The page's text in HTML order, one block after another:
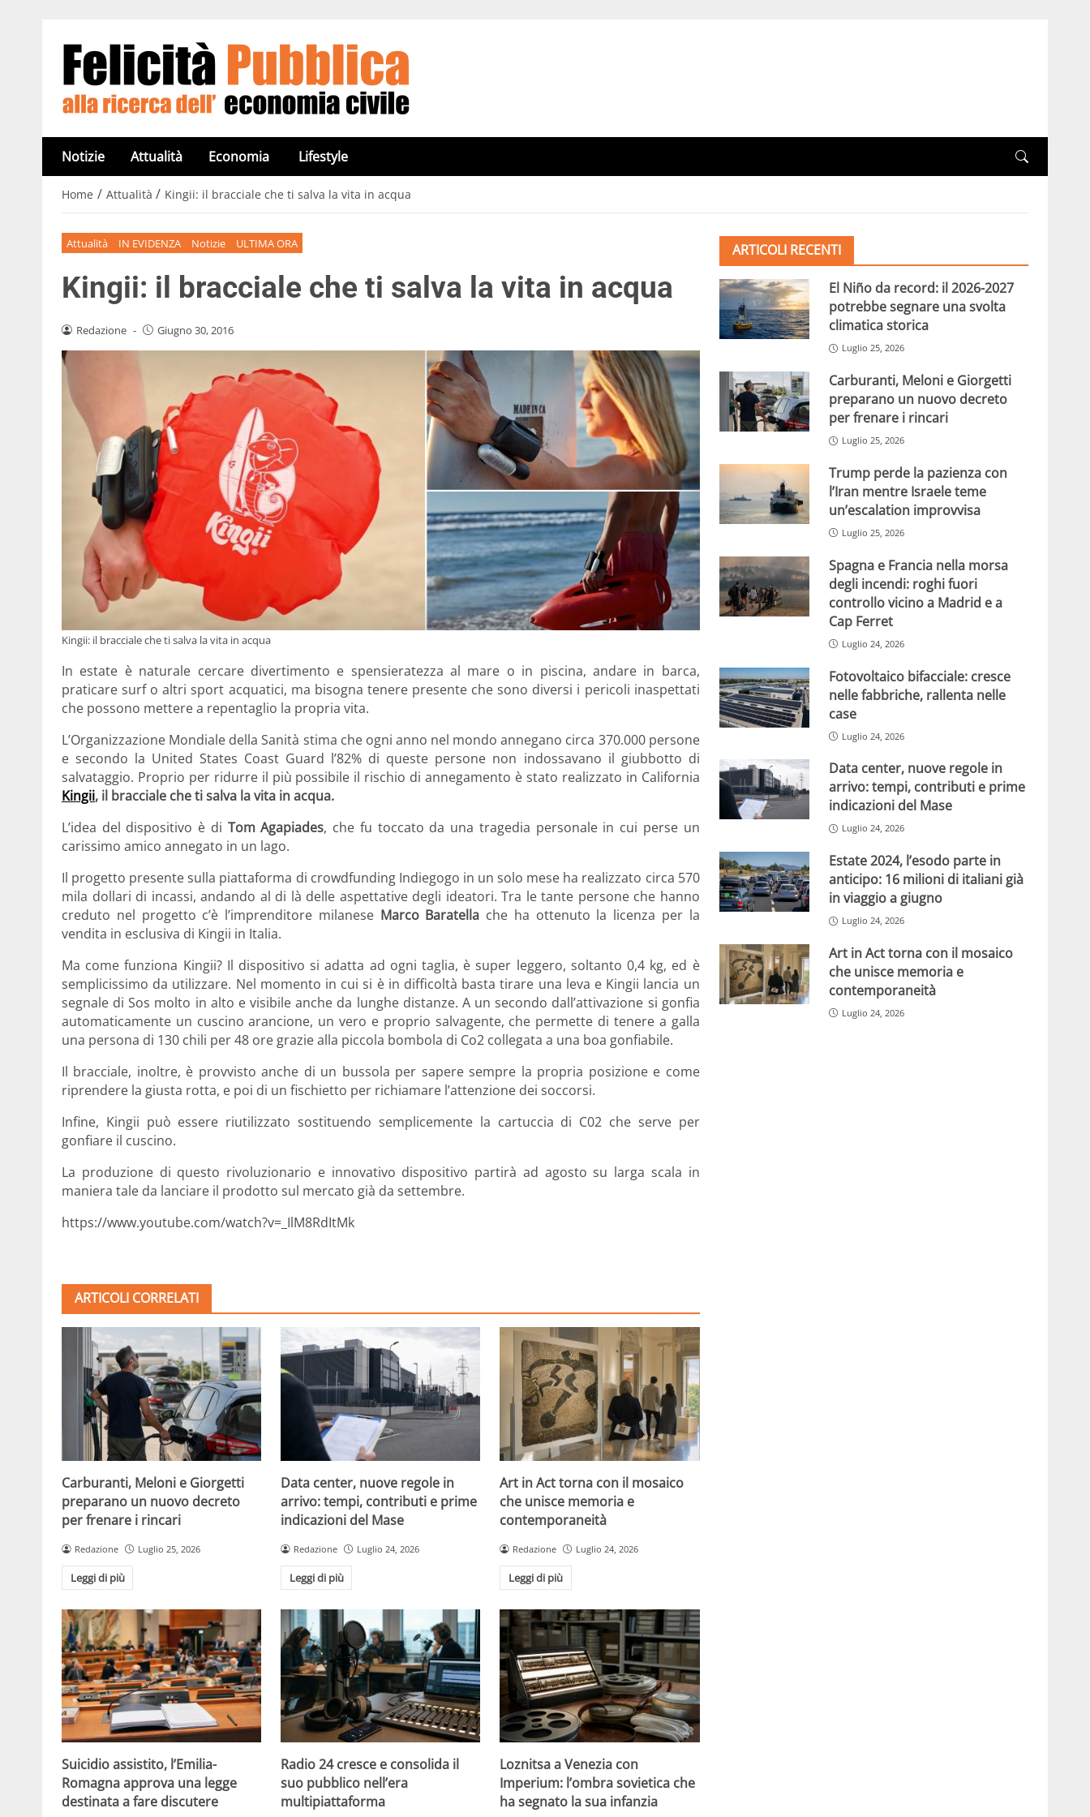
Notizie Attualità Economia Lifestyle
Home / Attualità / Kingii: il bracciale che ti salva la vita in acqua
Attualità IN EVIDENZA Notizie ULTIMA ORA
Kingii: il bracciale che ti salva la vita in acqua
Redazione - Giugno 30, 2016
Kingii: il bracciale che ti salva la vita in acqua
In estate è naturale cercare divertimento e spensieratezza al mare o in piscina, andare in barca,
praticare surf o altri sport acquatici, ma bisogna tenere presente che sono diversi i pericoli inaspettati
che possono mettere a repentaglio la propria vita.
L’Organizzazione Mondiale della Sanità stima che ogni anno nel mondo annegano circa 370.000 persone
e secondo la United States Coast Guard l’82% di queste persone non indossavano il giubbotto di
salvataggio. Proprio per ridurre il più possibile il rischio di annegamento è stato realizzato in California
Kingii, il bracciale che ti salva la vita in acqua.
L’idea del dispositivo è di Tom Agapiades, che fu toccato da una tragedia personale in cui perse un
carissimo amico annegato in un lago.
Il progetto presente sulla piattaforma di crowdfunding Indiegogo in un solo mese ha realizzato circa 570
mila dollari di incassi, andando al di là delle aspettative degli ideatori. Tra le tante persone che hanno
creduto nel progetto c’è l’imprenditore milanese Marco Baratella che ha ottenuto la licenza per la
vendita in esclusiva di Kingii in Italia.
Ma come funziona Kingii? Il dispositivo si adatta ad ogni taglia, è super leggero, soltanto 0,4 kg, ed è
semplicissimo da utilizzare. Nel momento in cui si è in difficoltà basta tirare una leva e Kingii lancia un
segnale di Sos molto in alto e visibile anche da lunghe distanze. A un secondo dall’attivazione si gonfia
automaticamente un cuscino arancione, un vero e proprio salvagente, che permette di tenere a galla
una persona di 130 chili per 48 ore grazie alla piccola bombola di Co2 collegata a una boa gonfiabile.
Il bracciale, inoltre, è provvisto anche di un bussola per sapere sempre la propria posizione e come
riprendere la giusta rotta, e poi di un fischietto per richiamare l’attenzione dei soccorsi.
Infine, Kingii può essere riutilizzato sostituendo semplicemente la cartuccia di C02 che serve per
gonfiare il cuscino.
La produzione di questo rivoluzionario e innovativo dispositivo partirà ad agosto su larga scala in
maniera tale da lanciare il prodotto sul mercato già da settembre.
https://www.youtube.com/watch?v=_IlM8RdItMk
ARTICOLI CORRELATI
Carburanti, Meloni e Giorgetti
preparano un nuovo decreto
per frenare i rincari
Redazione Luglio 25, 2026
Leggi di più
Data center, nuove regole in
arrivo: tempi, contributi e prime
indicazioni del Mase
Redazione Luglio 24, 2026
Leggi di più
Art in Act torna con il mosaico
che unisce memoria e
contemporaneità
Redazione Luglio 24, 2026
Leggi di più
Suicidio assistito, l’Emilia-
Romagna approva una legge
destinata a fare discutere
Radio 24 cresce e consolida il
suo pubblico nell’era
multipiattaforma
Loznitsa a Venezia con
Imperium: l’ombra sovietica che
ha segnato la sua infanzia
ARTICOLI RECENTI
El Niño da record: il 2026-2027
potrebbe segnare una svolta
climatica storica
Luglio 25, 2026
Carburanti, Meloni e Giorgetti
preparano un nuovo decreto
per frenare i rincari
Luglio 25, 2026
Trump perde la pazienza con
l’Iran mentre Israele teme
un’escalation improvvisa
Luglio 25, 2026
Spagna e Francia nella morsa
degli incendi: roghi fuori
controllo vicino a Madrid e a
Cap Ferret
Luglio 24, 2026
Fotovoltaico bifacciale: cresce
nelle fabbriche, rallenta nelle
case
Luglio 24, 2026
Data center, nuove regole in
arrivo: tempi, contributi e prime
indicazioni del Mase
Luglio 24, 2026
Estate 2024, l’esodo parte in
anticipo: 16 milioni di italiani già
in viaggio a giugno
Luglio 24, 2026
Art in Act torna con il mosaico
che unisce memoria e
contemporaneità
Luglio 24, 2026